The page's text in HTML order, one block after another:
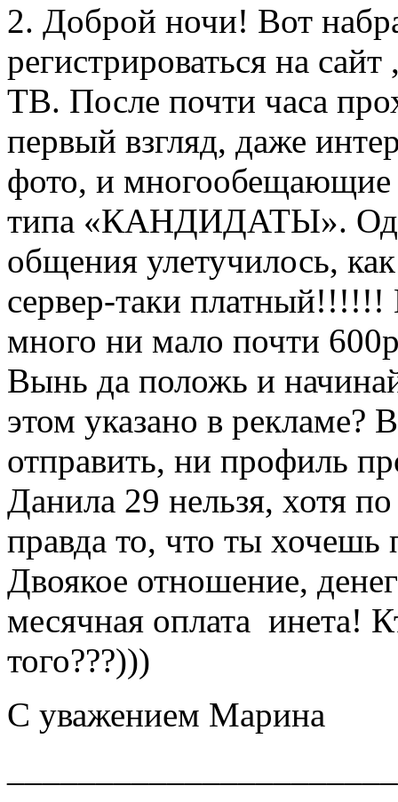
2. Доброй ночи! Вот
регистрироваться на
ТВ. После почти часа
первый взгляд, даже
фото, и многообещающие
типа «КАНДИДАТЫ».
общения улетучилось,
сервер-таки
много ни мало почти
Вынь да положь и
этом указано в
отправить, ни профиль
Данила 29 нельзя, хотя
правда то, что ты хочешь
Двоякое отношение,
месячная оплата инета!
того???)))
С уважением Марина